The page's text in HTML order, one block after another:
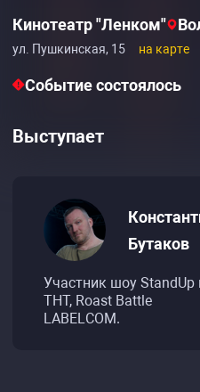
Кинотеатр "Ленком"
ул. Пушкинская, 15 на карте
Событие состоялось
Выступает
Бутаков
Участник шоу StandUp
ТНТ, Roast Battle
LABELCOM.